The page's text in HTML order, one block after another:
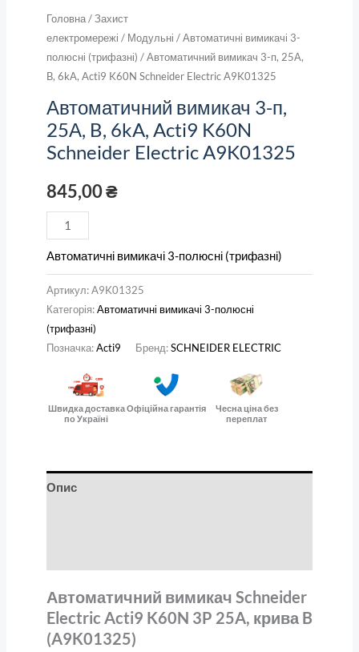
Головна/Захист
електромережі / Модульні /Автоматичні вимикачі 3-
полюсні (трифазні) / Автоматичний вимикач 3-п, 25А,
B, 6kA, Acti9 K60N Schneider Electric A9K01325
Автоматичний вимикач 3-п,
25А, B, 6kA, Acti9 K60N
Schneider Electric A9K01325
845,00₴
Автоматичні вимикачі 3-полюсні (трифазні)
Артикул:A9K01325
Категорія:Автоматичні вимикачі 3-полюсні
(трифазні)
Позначка:Acti9 Бренд:SCHNEIDER ELECTRIC
Швидка доставка
по Україні
Офіційна гарантія
Чесна ціна без
переплат
Опис
Автоматичний вимикач Schneider
Electric Acti9 K60N 3P 25A, крива B
(A9K01325)